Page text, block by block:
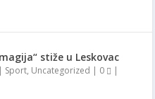
stiže u Leskovac
Sport, Uncategorized | 0 |